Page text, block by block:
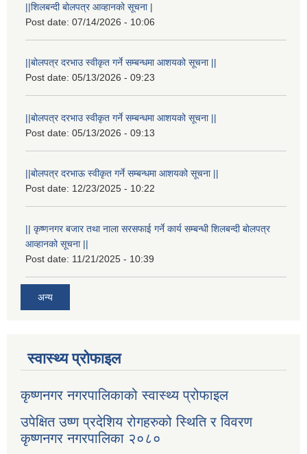
||शिलबन्दी बोलपत्र आव्हानको सूचना |
Post date: 07/14/2026 - 10:06
||बोलपत्र दरभाउ स्वीकृत गर्ने सम्बन्धमा आशयको सूचना ||
Post date: 05/13/2026 - 09:23
||बोलपत्र दरभाउ स्वीकृत गर्ने सम्बन्धमा आशयको सूचना ||
Post date: 05/13/2026 - 09:13
||बोलपत्र दरभाऊ स्वीकृत गर्ने सम्बन्धमा आशयको सूचना ||
Post date: 12/23/2025 - 10:22
|| कृष्णनगर बजार तथा नाला सरसफाई गर्ने कार्य सम्बन्धी शिलबन्दी बोलपत्र
आव्हानको सूचना ||
Post date: 11/21/2025 - 10:39
अन्य
स्वास्थ्य प्रोफाइल
कृष्णनगर नगरपालिकाको स्वास्थ्य प्रोफाइल
उपेक्षित उष्ण प्रदेशिय रोगहरुको स्थिति र विवरण
कृष्णनगर नगरपालिका २०८०